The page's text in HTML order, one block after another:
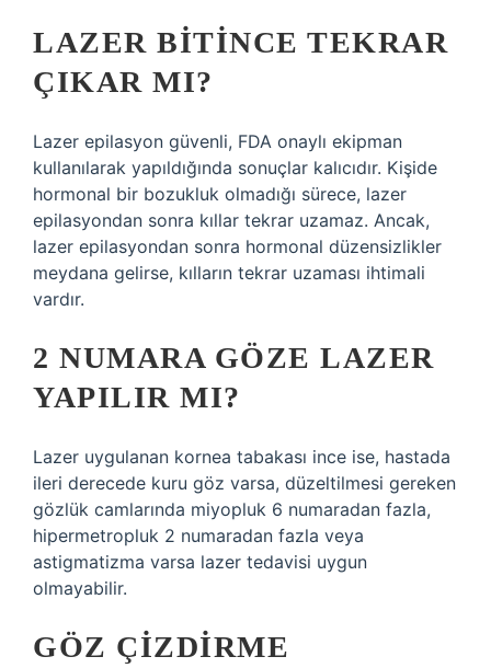
LAZER BITINCE TEKRAR
ÇIKAR MI?
Lazer epilasyon güvenli, FDA onaylı ekipman
kullanılarak yapıldığında sonuçlar kalıcıdır. Kişide
hormonal bir bozukluk olmadığı sürece, lazer
epilasyondan sonra kıllar tekrar uzamaz. Ancak,
lazer epilasyondan sonra hormonal düzensizlikler
meydana gelirse, kılların tekrar uzaması ihtimali
vardır.
2 NUMARA GÖZE LAZER
YAPILIR MI?
Lazer uygulanan kornea tabakası ince ise, hastada
ileri derecede kuru göz varsa, düzeltilmesi gereken
gözlük camlarında miyopluk 6 numaradan fazla,
hipermetropluk 2 numaradan fazla veya
astigmatizma varsa lazer tedavisi uygun
olmayabilir.
GÖZ ÇIZDIRME